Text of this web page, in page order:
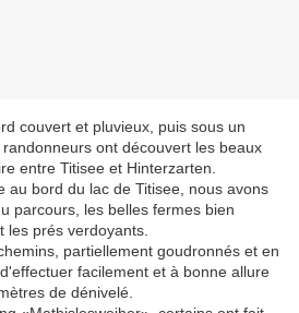
couvert et pluvieux, puis sous un
ont découvert les beaux
entre Titisee et Hinterzarten.
au bord du lac de Titisee, nous avons
parcours, les belles fermes bien
les prés verdoyants.
partiellement goudronnés et en
facilement et à bonne allure
de dénivelé.